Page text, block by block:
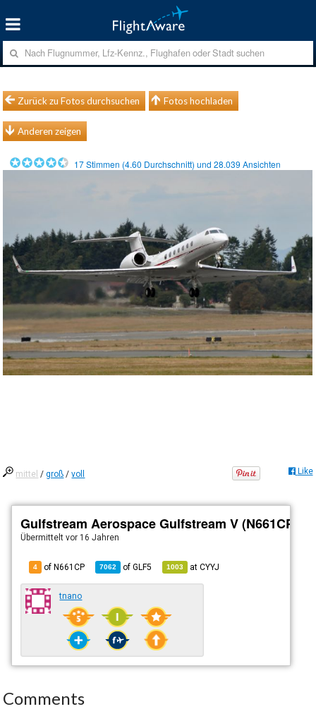
Zurück zu Fotos durchsuchen Fotos hochladen
Anderen zeigen
17Stimmen (4.60 Durchschnitt) und28.039 Ansichten
mittel /groß /voll Like
Gulfstream Aerospace Gulfstream V (N661CP)
Übermitteltvor 16 Jahren
4 of N661CP 7062 ofGLF5 1003 atCYYJ
tnano
Comments